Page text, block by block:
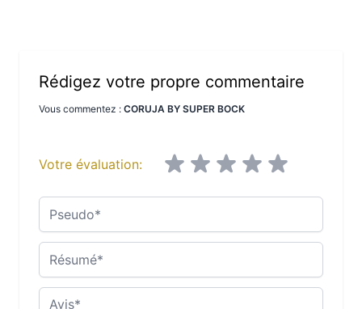
Rédigez votre propre commentaire
Vous commentez : CORUJA BY SUPER BOCK
Votre évaluation:
Pseudo
Résumé
Avis